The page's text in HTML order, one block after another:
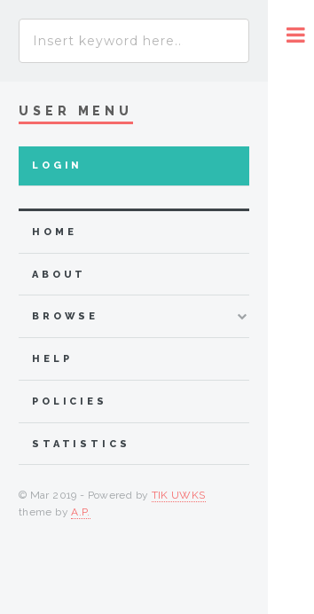
USER MENU
LOGIN
HOME
ABOUT
BROWSE
HELP
POLICIES
STATISTICS
© Mar 2019 - Powered by TIK UWKS
theme byA.P.